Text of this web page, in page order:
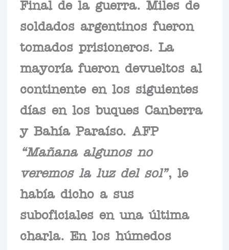
Final de la guerra. Miles de
soldados argentinos fueron
tomados prisioneros. La
mayoría fueron devueltos al
continente en los siguientes
días en los buques Canberra
y Bahía Paraíso. AFP
“Mañana algunos no
veremos la luz del sol”, le
había dicho a sus
suboficiales en una última
charla. En los húmedos